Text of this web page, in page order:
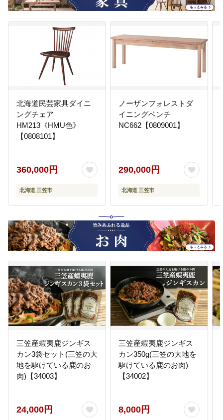
北海道民芸家具ダイニ
ングチェア
HM213《HMU色》
【0808101】
360,000円
北海道 三笠市
ノーザンフォレストダ
イニングベンチ
NC662【0809001】
290,000円
北海道 三笠市
三笠産蝦夷鹿ジンギス
カン3袋セット(三笠の大
地を駆けている鹿のお
肉)【34003】
24,000円
三笠産蝦夷鹿ジンギス
カン350g(三笠の大地を
駆けている鹿のお肉)
【34002】
8,000円